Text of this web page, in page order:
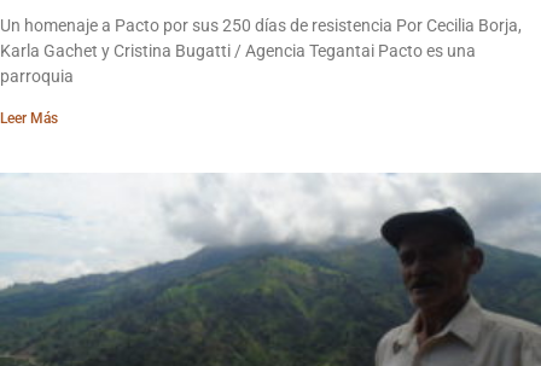
Un homenaje a Pacto por sus 250 días de resistencia Por Cecilia Borja,
Karla Gachet y Cristina Bugatti / Agencia Tegantai Pacto es una
parroquia
Leer Más